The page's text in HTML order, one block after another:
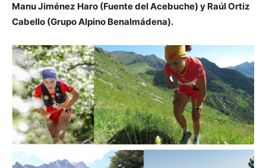
Manu Jiménez Haro (Fuente del Acebuche) y Raúl Ortiz
Cabello (Grupo Alpino Benalmádena).